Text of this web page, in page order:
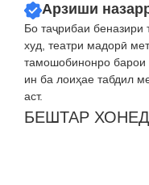
Арзиши
Бо таҷрибаи
худ, театри мадорӣ
тамошобинонро барои
ин ба лоиҳае табдил
аст.
БЕШТАР